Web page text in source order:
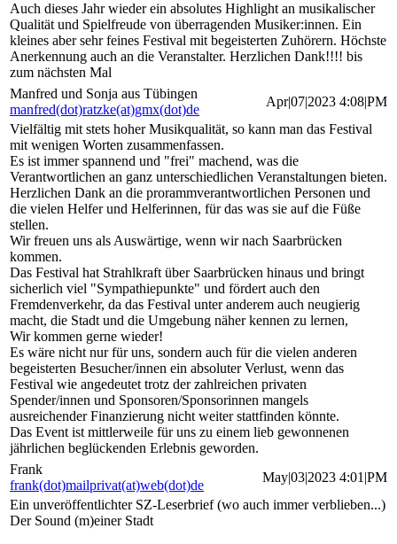
Auch dieses Jahr wieder ein absolutes Highlight an musikalischer
Qualität und Spielfreude von überragenden Musiker:innen. Ein
kleines aber sehr feines Festival mit begeisterten Zuhörern. Höchste
Anerkennung auch an die Veranstalter. Herzlichen Dank!!!! bis
zum nächsten Mal
Manfred und Sonja aus Tübingen
manfred(dot)ratzke(at)gmx(dot)de
Apr|07|2023 4:08|PM
Vielfältig mit stets hoher Musikqualität, so kann man das Festival
mit wenigen Worten zusammenfassen.
Es ist immer spannend und "frei" machend, was die
Verantwortlichen an ganz unterschiedlichen Veranstaltungen bieten.
Herzlichen Dank an die prorammverantwortlichen Personen und
die vielen Helfer und Helferinnen, für das was sie auf die Füße
stellen.
Wir freuen uns als Auswärtige, wenn wir nach Saarbrücken
kommen.
Das Festival hat Strahlkraft über Saarbrücken hinaus und bringt
sicherlich viel "Sympathiepunkte" und fördert auch den
Fremdenverkehr, da das Festival unter anderem auch neugierig
macht, die Stadt und die Umgebung näher kennen zu lernen,
Wir kommen gerne wieder!
Es wäre nicht nur für uns, sondern auch für die vielen anderen
begeisterten Besucher/innen ein absoluter Verlust, wenn das
Festival wie angedeutet trotz der zahlreichen privaten
Spender/innen und Sponsoren/Sponsorinnen mangels
ausreichender Finanzierung nicht weiter stattfinden könnte.
Das Event ist mittlerweile für uns zu einem lieb gewonnenen
jährlichen beglückenden Erlebnis geworden.
Frank
frank(dot)mailprivat(at)web(dot)de
May|03|2023 4:01|PM
Ein unveröffentlichter SZ-Leserbrief (wo auch immer verblieben...)
Der Sound (m)einer Stadt